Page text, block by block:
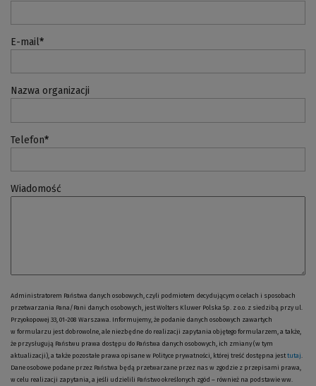
E-mail*
Nazwa organizacji
Telefon*
Wiadomość
Administratorem Państwa danych osobowych, czyli podmiotem decydującym o celach i sposobach
przetwarzania Pana/Pani danych osobowych, jest Wolters Kluwer Polska Sp. z o.o. z siedzibą przy ul.
Przyokopowej 33, 01-208 Warszawa. Informujemy, że podanie danych osobowych zawartych
w formularzu jest dobrowolne, ale niezbędne do realizacji zapytania objętego formularzem, a także,
że przysługują Państwu prawa dostępu do Państwa danych osobowych, ich zmiany (w tym
aktualizacji), a także pozostałe prawa opisane w Polityce prywatności, której treść dostępna jesttutaj
Dane osobowe podane przez Państwa będą przetwarzane przez nas w zgodzie z przepisami prawa,
w celu realizacji zapytania, a jeśli udzielili Państwo określonych zgód – również na podstawie ww.